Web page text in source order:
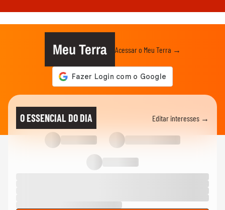
Meu Terra Acessar o Meu Terra →
O ESSENCIAL DO DIA Editar interesses →